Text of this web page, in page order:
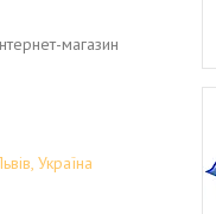
магазин
Україна